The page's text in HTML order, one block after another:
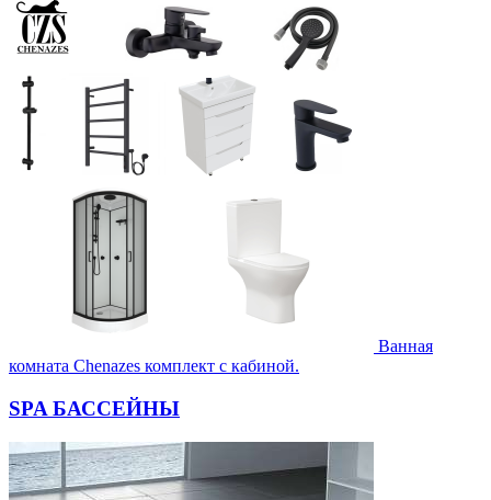
Ванная
комната Chenazes комплект с кабиной.
SPA БАССЕЙНЫ